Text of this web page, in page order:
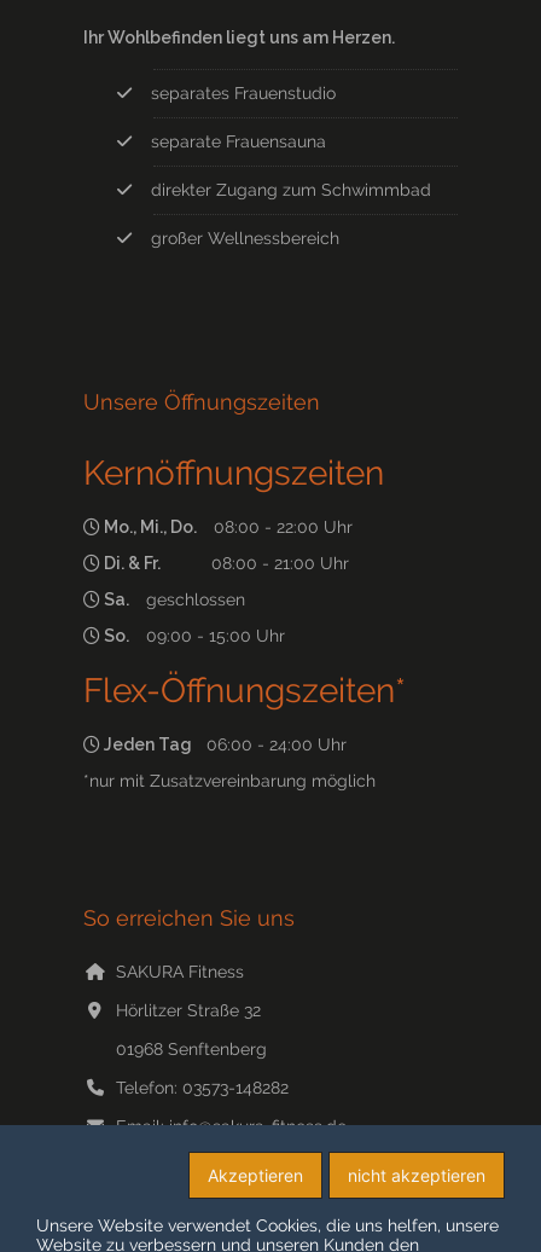
Ihr Wohlbefinden liegt uns am Herzen.
separates Frauenstudio
separate Frauensauna
direkter Zugang zum Schwimmbad
großer Wellnessbereich
Unsere Öffnungszeiten
Kernöffnungszeiten
Mo., Mi., Do.
08:00 - 22:00 Uhr
Di. & Fr.
08:00 - 21:00 Uhr
Sa.
geschlossen
So.
09:00 - 15:00 Uhr
Flex-Öffnungszeiten*
Jeden Tag 06:00 - 24:00 Uhr
*nur mit Zusatzvereinbarung möglich
So erreichen Sie uns
SAKURA Fitness
Hörlitzer Straße 32
01968 Senftenberg
Telefon: 03573-148282
Email:info@sakura-fitness.de
www.sakura-fitness.de/ nicht akzeptieren
Akzeptieren
Unsere Website verwendet Cookies, die uns helfen, unsere
Website zu verbessern und unseren Kunden den